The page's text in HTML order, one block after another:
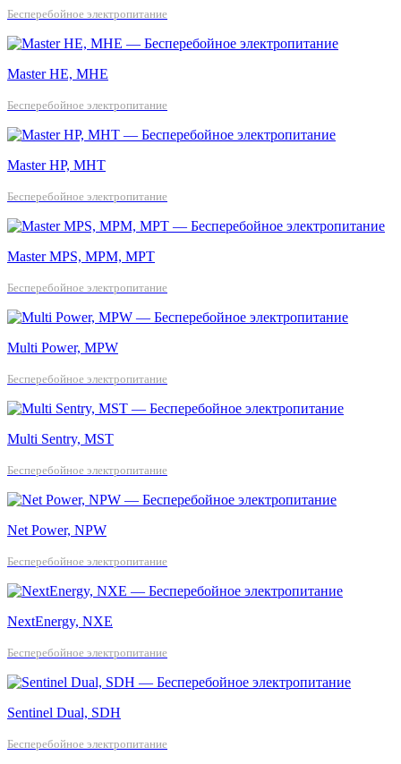
Бесперебойное электропитание
Master HE, MHE
Бесперебойное электропитание
Master HP, MHT
Бесперебойное электропитание
Master MPS, MPM, MPT
Бесперебойное электропитание
Multi Power, MPW
Бесперебойное электропитание
Multi Sentry, MST
Бесперебойное электропитание
Net Power, NPW
Бесперебойное электропитание
NextEnergy, NXE
Бесперебойное электропитание
Sentinel Dual, SDH
Бесперебойное электропитание